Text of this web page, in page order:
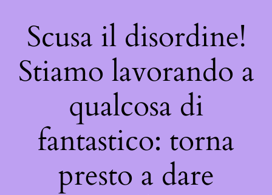
Scusa il disordine!
Stiamo lavorando a
qualcosa di
fantastico: torna
presto a dare